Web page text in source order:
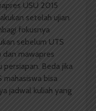
USU 2015
setelah ujian
fokusnya
sebelum UTS
dan mawapres
Beda jika
bisa
jadwal kuliah yang